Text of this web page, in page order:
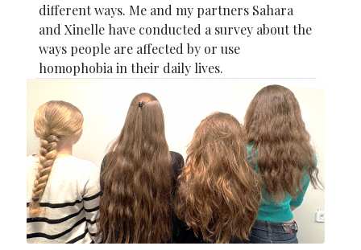
different ways. Me and my partners Sahara
and Xinelle have conducted a survey about the
ways people are affected by or use
homophobia in their daily lives.